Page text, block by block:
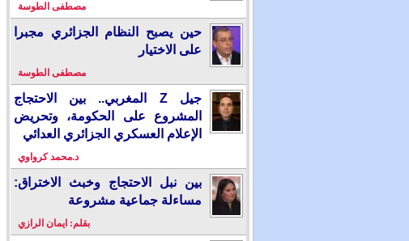
مصطفى الطوسة
حين يصبح النظام الجزائري مجبرا
على الاختيار
مصطفى الطوسة
جيل Z المغربي.. بين الاحتجاج
المشروع على الحكومة، وتحريض
الإعلام العسكري الجزائري العدائي
د.محمد كرواوي
بين نبل الاحتجاج وخبث الاختراق:
مساءلة جماعية مشروعة
بقلم: ايمان الرازي